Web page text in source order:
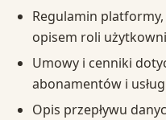
Regulamin
opisem roli
Umowy i cenniki
abonamentów i
Opis przepływu